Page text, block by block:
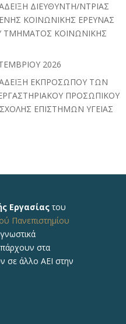
ΔΙΕΥΘΥΝΤΗ/ΝΤΡΙΑΣ
ΚΟΙΝΩΝΙΚΗΣ ΕΡΕΥΝΑΣ
ΤΜΗΜΑΤΟΣ ΚΟΙΝΩΝΙΚΗΣ
2026
ΕΚΠΡΟΣΩΠΟΥ ΤΩΝ
ΠΡΟΣΩΠΙΚΟΥ
ΕΠΙΣΤΗΜΩΝ ΥΓΕΙΑΣ
Εργασίαςτου
Πανεπιστημίου
στα
σε άλλο ΑΕΙ στην